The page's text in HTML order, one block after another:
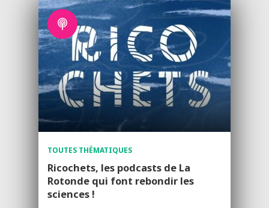
TOUTES THÉMATIQUES
Ricochets, les podcasts de La
Rotonde qui font rebondir les
sciences !